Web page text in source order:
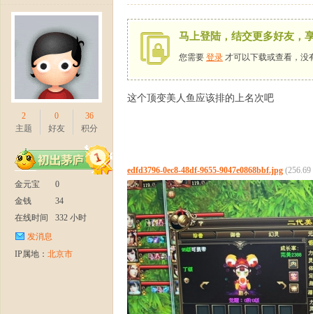
新
天
2
主题
0
好友
36
积分
金元宝
0
金钱
34
在线时间
332 小时
发消息
IP属地： 北京市
马上登陆，结交更多好友，
您需要 登录 才可以下载或查看，没
这个顶变美人鱼应该排的上名次吧
edfd3796-0ec8-48df-9655-9047e0868bbf.jpg